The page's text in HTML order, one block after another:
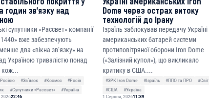
годин зв’язку над
супутники «Рассвет» компанії
вже забезпечують
два «вікна зв’язку» на
Україною тривалістю понад
кож...
Росією #Звʼязок #Космос
#Росія
#Супутники «Рассвет»
#Україна
202622:46
Dome через острах витоку
технологій до Ірану
Ізраїль заблокував передачу Україні
американських батарей системи
протиповітряної оборони Iron Dome
(«Залізний купол»), що викликало
критику в США....
#ЗРК Iron Dome #Ізраїль #ППО та ПРО
#Світ
#США
#Україна
1 Серпня, 202611:39